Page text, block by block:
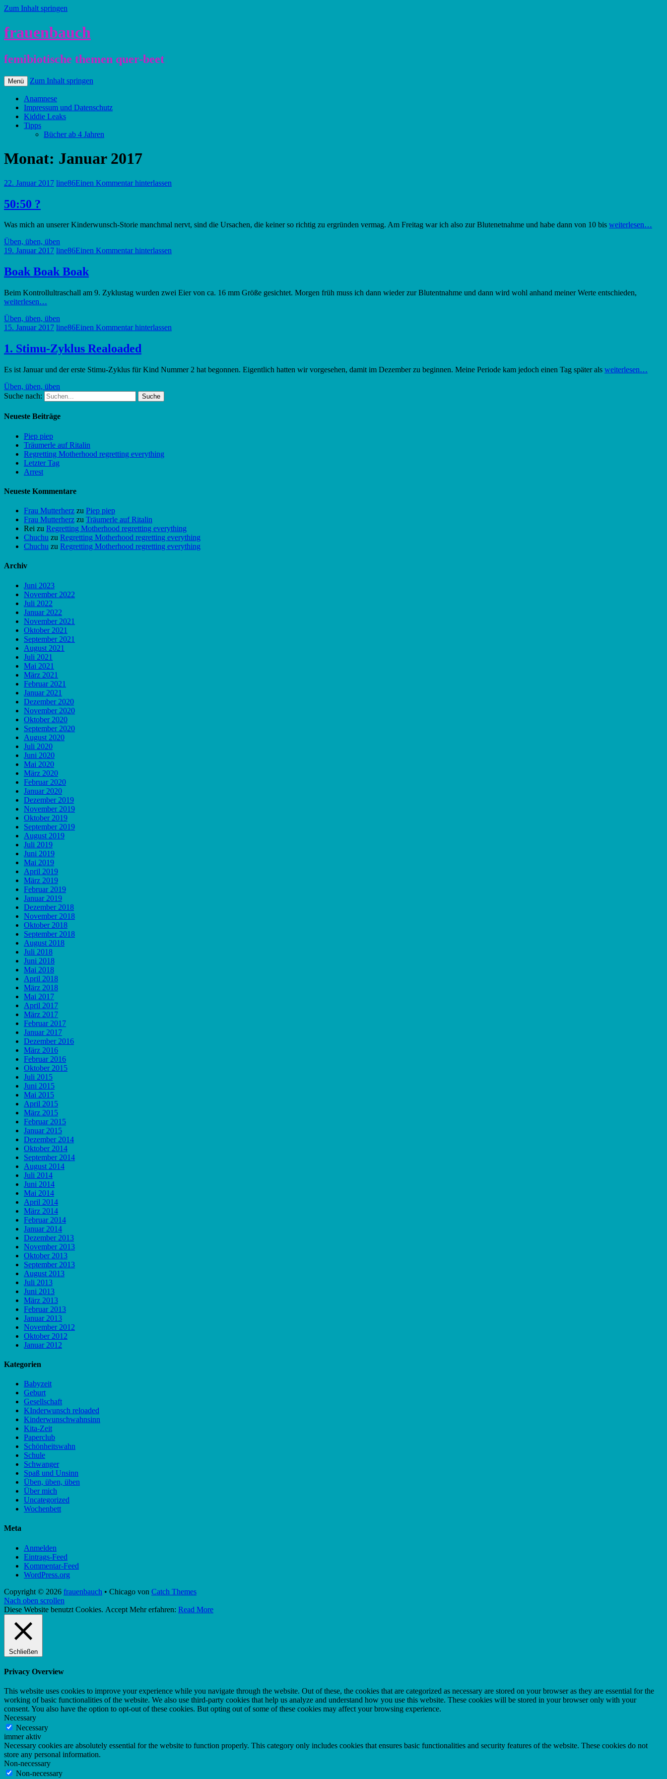
Zum Inhalt springen
frauenbauch
femibiotische themen quer-beet
Menü Zum Inhalt springen
Anamnese
Impressum und Datenschutz
Kiddie Leaks
Tipps
Bücher ab 4 Jahren
Monat: Januar 2017
22. Januar 2017 line86Einen Kommentar hinterlassen
50:50 ?
Was mich an unserer Kinderwunsch-Storie manchmal nervt, sind die Ursachen, die keiner so richtig zu ergründen vermag. Am Freitag war ich also zur Blutenetnahme und habe dann von 10 bis weiterlesen…
Üben, üben, üben
19. Januar 2017 line86Einen Kommentar hinterlassen
Boak Boak Boak
Beim Kontrollultraschall am 9. Zyklustag wurden zwei Eier von ca. 16 mm Größe gesichtet. Morgen früh muss ich dann wieder zur Blutentnahme und dann wird wohl anhand meiner Werte entschieden,
weiterlesen…
Üben, üben, üben
15. Januar 2017 line86Einen Kommentar hinterlassen
1. Stimu-Zyklus Realoaded
Es ist Januar und der erste Stimu-Zyklus für Kind Nummer 2 hat begonnen. Eigentlich hatten wir vorgesehen, damit im Dezember zu beginnen. Meine Periode kam jedoch einen Tag später als weiterlesen…
Üben, üben, üben
Suche nach:
Neueste Beiträge
Piep piep
Träumerle auf Ritalin
Regretting Motherhood regretting everything
Letzter Tag
Arrest
Neueste Kommentare
Frau Mutterherz zu Piep piep
Frau Mutterherz zu Träumerle auf Ritalin
Rei zu Regretting Motherhood regretting everything
Chuchu zu Regretting Motherhood regretting everything
Chuchu zu Regretting Motherhood regretting everything
Archiv
Juni 2023
November 2022
Juli 2022
Januar 2022
November 2021
Oktober 2021
September 2021
August 2021
Juli 2021
Mai 2021
März 2021
Februar 2021
Januar 2021
Dezember 2020
November 2020
Oktober 2020
September 2020
August 2020
Juli 2020
Juni 2020
Mai 2020
März 2020
Februar 2020
Januar 2020
Dezember 2019
November 2019
Oktober 2019
September 2019
August 2019
Juli 2019
Juni 2019
Mai 2019
April 2019
März 2019
Februar 2019
Januar 2019
Dezember 2018
November 2018
Oktober 2018
September 2018
August 2018
Juli 2018
Juni 2018
Mai 2018
April 2018
März 2018
Mai 2017
April 2017
März 2017
Februar 2017
Januar 2017
Dezember 2016
März 2016
Februar 2016
Oktober 2015
Juli 2015
Juni 2015
Mai 2015
April 2015
März 2015
Februar 2015
Januar 2015
Dezember 2014
Oktober 2014
September 2014
August 2014
Juli 2014
Juni 2014
Mai 2014
April 2014
März 2014
Februar 2014
Januar 2014
Dezember 2013
November 2013
Oktober 2013
September 2013
August 2013
Juli 2013
Juni 2013
März 2013
Februar 2013
Januar 2013
November 2012
Oktober 2012
Januar 2012
Kategorien
Babyzeit
Geburt
Gesellschaft
KInderwunsch reloaded
Kinderwunschwahnsinn
Kita-Zeit
Paperclub
Schönheitswahn
Schule
Schwanger
Spaß und Unsinn
Üben, üben, üben
Über mich
Uncategorized
Wochenbett
Meta
Anmelden
Eintrags-Feed
Kommentar-Feed
WordPress.org
Copyright © 2026 frauenbauch • Chicago von Catch Themes
Nach oben scrollen
Diese Website benutzt Cookies. Accept Mehr erfahren: Read More
Schließen
Privacy Overview
This website uses cookies to improve your experience while you navigate through the website. Out of these, the cookies that are categorized as necessary are stored on your browser as they are essential for the
working of basic functionalities of the website. We also use third-party cookies that help us analyze and understand how you use this website. These cookies will be stored in your browser only with your
consent. You also have the option to opt-out of these cookies. But opting out of some of these cookies may affect your browsing experience.
Necessary
Necessary
immer aktiv
Necessary cookies are absolutely essential for the website to function properly. This category only includes cookies that ensures basic functionalities and security features of the website. These cookies do not
store any personal information.
Non-necessary
Non-necessary